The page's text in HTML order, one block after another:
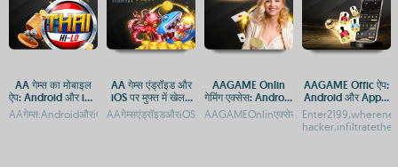
AA गेम्स का मोबाइल
ऐप: Android और iOS
पर मुफ्त डाउनलोड
AAगेम्स:AndroidऔरiOSपरमुफ्तगेमिंगएप्सAAगेम्सडाउनलोड:AndroidऔरiOSकेलिएमुफ्तगेमिंगऐपAAगेम्
AA गेम्स एंड्रॉइड और
iOS पर मुफ्त में खेलने
के लिए डाउनलोड करें
AAGAME Onlin
गेमिंग एक्सेस: Android
और iOS के लिए APP
और APK
AAGAME Offic ऐप:
Android और Apple
पर डाउनलोड करें